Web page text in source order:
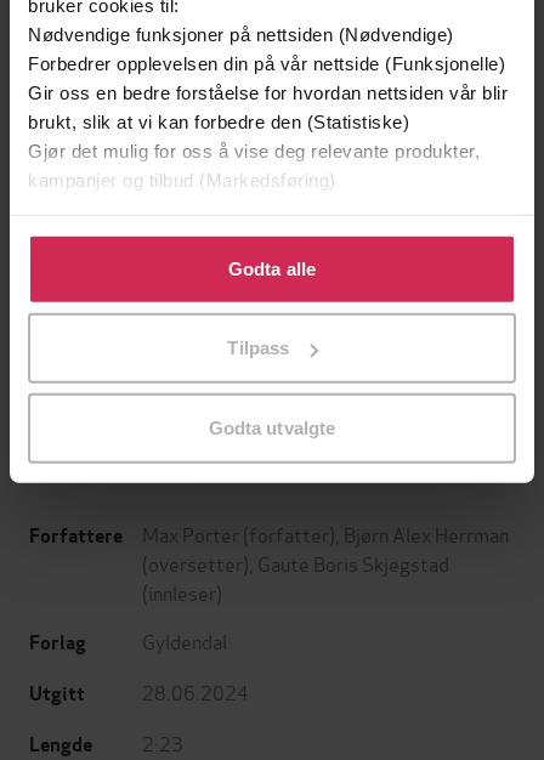
bruker cookies til:
Nødvendige funksjoner på nettsiden (Nødvendige)
Forbedrer opplevelsen din på vår nettside (Funksjonelle)
Gir oss en bedre forståelse for hvordan nettsiden vår blir
brukt, slik at vi kan forbedre den (Statistiske)
Gjør det mulig for oss å vise deg relevante produkter,
kampanjer og tilbud (Markedsføring)
Klikk på «Godta alle» for å gi oss ditt samtykke til å
bruke cookies for alle disse formålene. Du kan også
tilpasse ditt samtykke til spesifikke formål ved å klikke
Godta alle
Tilpass
Godta utvalgte
129,-
EBOK
129,-
EBOK
Forfattere Max Porter (forfatter), Bjørn Alex Herrman
(oversetter), Gaute Boris Skjegstad
(innleser)
Forlag Gyldendal
Utgitt 28.06.2024
Lengde 2:23